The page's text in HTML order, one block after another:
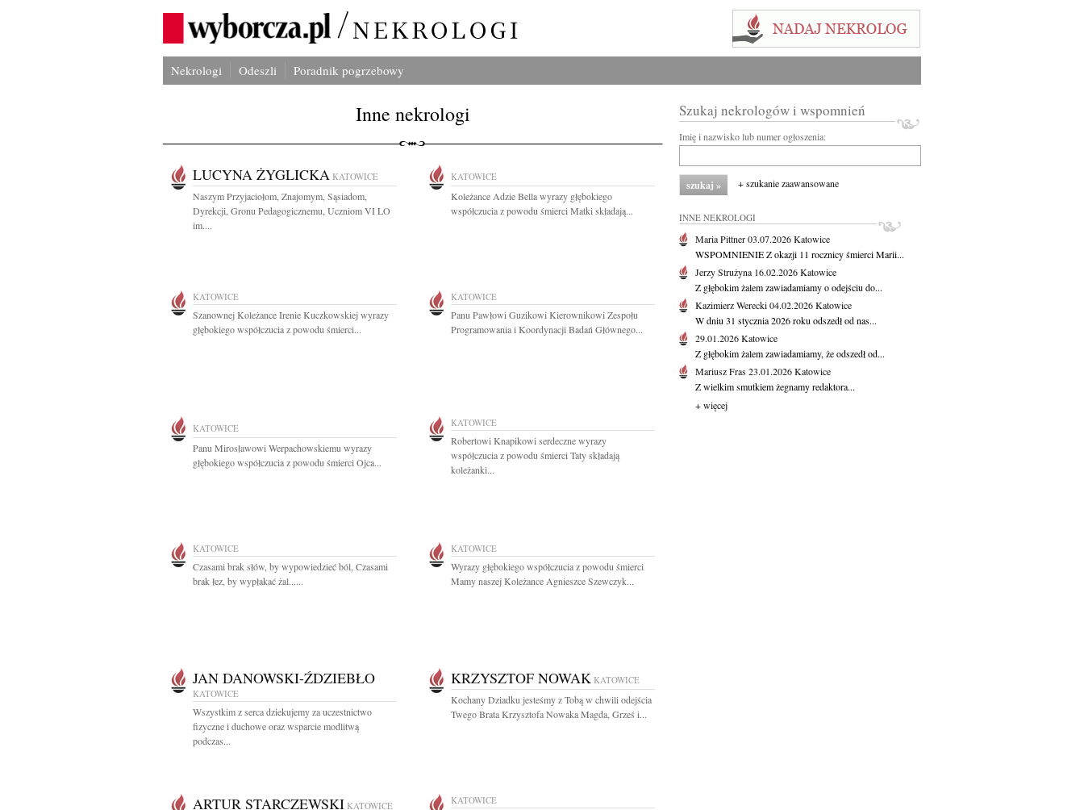
Nekrologi Odeszli Poradnik pogrzebowy
Inne nekrologi
LUCYNA ŻYGLICKA KATOWICE
Naszym Przyjaciołom, Znajomym, Sąsiadom,
Dyrekcji, Gronu Pedagogicznemu, Uczniom VI LO
im....
KATOWICE
Koleżance Adzie Bella wyrazy głębokiego
współczucia z powodu śmierci Matki składają...
KATOWICE
Szanownej Koleżance Irenie Kuczkowskiej wyrazy
głębokiego współczucia z powodu śmierci...
KATOWICE
Panu Pawłowi Guzikowi Kierownikowi Zespołu
Programowania i Koordynacji Badań Głównego...
KATOWICE
Panu Mirosławowi Werpachowskiemu wyrazy
głębokiego współczucia z powodu śmierci Ojca...
KATOWICE
Robertowi Knapikowi serdeczne wyrazy
współczucia z powodu śmierci Taty składają
koleżanki...
KATOWICE
Czasami brak słów, by wypowiedzieć ból, Czasami
brak łez, by wypłakać żal......
KATOWICE
Wyrazy głębokiego współczucia z powodu śmierci
Mamy naszej Koleżance Agnieszce Szewczyk...
JAN DANOWSKI-ŹDZIEBŁO
KATOWICE
Wszystkim z serca dziekujemy za uczestnictwo
fizyczne i duchowe oraz wsparcie modlitwą
podczas...
KRZYSZTOF NOWAK KATOWICE
Kochany Dziadku jesteśmy z Tobą w chwili odejścia
Twego Brata Krzysztofa Nowaka Magda, Grześ i...
ARTUR STARCZEWSKI KATOWICE KATOWICE
Szukaj nekrologów i wspomnień
Imię i nazwisko lub numer ogłoszenia:
+ szukanie zaawansowane
INNE NEKROLOGI
Maria Pittner03.07.2026Katowice
WSPOMNIENIE Z okazji 11 rocznicy śmierci Marii...
Jerzy Strużyna 16.02.2026Katowice
Z głębokim żalem zawiadamiamy o odejściu do...
Kazimierz Werecki04.02.2026Katowice
W dniu 31 stycznia 2026 roku odszedł od nas...
29.01.2026Katowice
Z głębokim żalem zawiadamiamy, że odszedł od...
Mariusz Fras23.01.2026Katowice
Z wielkim smutkiem żegnamy redaktora...
+ więcej